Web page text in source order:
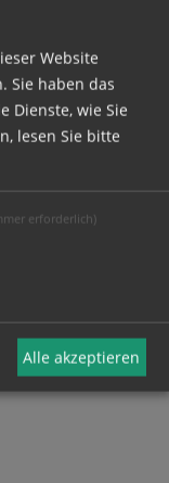
Website
Sie haben das
Dienste, wie Sie
lesen Sie bitte
erforderlich)
Alle akzeptieren